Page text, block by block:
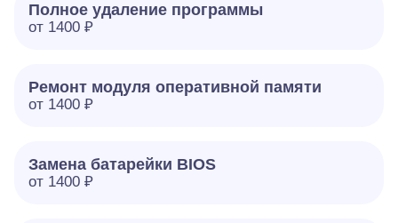
Полное удаление программы
от 1400 ₽
Ремонт модуля оперативной памяти
от 1400 ₽
Замена батарейки BIOS
от 1400 ₽